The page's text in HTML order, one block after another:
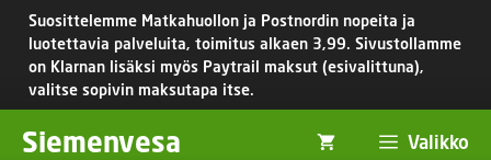
Siirry
sisältöön
Suosittelemme Matkahuollon ja Postnordin nopeita ja
luotettavia palveluita, toimitus alkaen 3,99. Sivustollamme
on Klarnan lisäksi myös Paytrail maksut (esivalittuna),
valitse sopivin maksutapa itse.
Siemenvesa Valikko